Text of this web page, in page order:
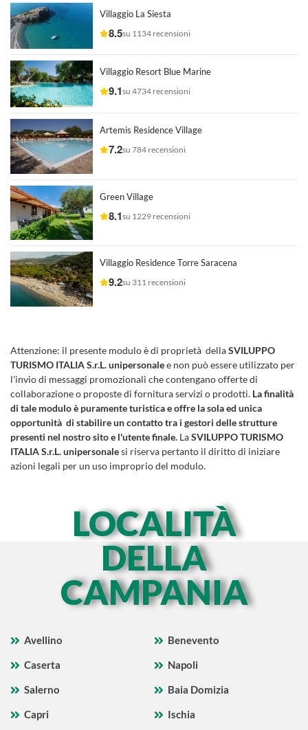
Villaggio La Siesta
8.5su 1134 recensioni
Villaggio Resort Blue Marine
9.1su 4734 recensioni
Artemis Residence Village
7.2su 784 recensioni
Green Village
8.1su 1229 recensioni
Villaggio Residence Torre Saracena
9.2su 311 recensioni
Attenzione: il presente modulo è di proprietà dellaSVILUPPO
TURISMO ITALIA S.r.L. unipersonalee non può essere utilizzato per
l'invio di messaggi promozionali che contengano offerte di
collaborazione o proposte di fornitura servizi o prodotti. La finalità
di tale modulo è puramente turistica e offre la sola ed unica
opportunità di stabilire un contatto tra i gestori delle strutture
presenti nel nostro sito e l'utente finale. LaSVILUPPO TURISMO
ITALIA S.r.L. unipersonalesi riserva pertanto il diritto di iniziare
azioni legali per un uso improprio del modulo.
LOCALITÀ
DELLA
CAMPANIA
Avellino
Benevento
Caserta
Napoli
Salerno
Baia Domizia
Capri
Ischia